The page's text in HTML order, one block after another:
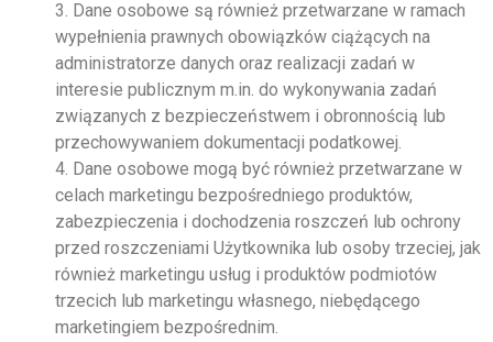
3. Dane osobowe są również przetwarzane w ramach
wypełnienia prawnych obowiązków ciążących na
administratorze danych oraz realizacji zadań w
interesie publicznym m.in. do wykonywania zadań
związanych z bezpieczeństwem i obronnością lub
przechowywaniem dokumentacji podatkowej.
4. Dane osobowe mogą być również przetwarzane w
celach marketingu bezpośredniego produktów,
zabezpieczenia i dochodzenia roszczeń lub ochrony
przed roszczeniami Użytkownika lub osoby trzeciej, jak
również marketingu usług i produktów podmiotów
trzecich lub marketingu własnego, niebędącego
marketingiem bezpośrednim.